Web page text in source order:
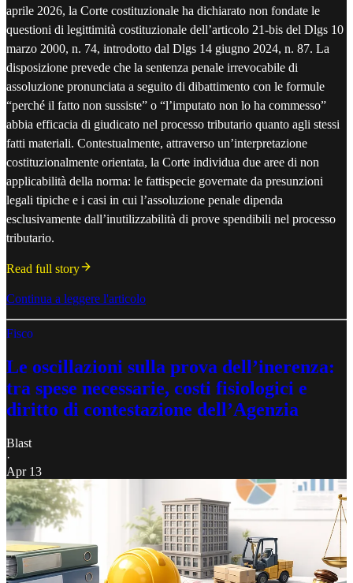
aprile 2026, la Corte costituzionale ha dichiarato non fondate le
questioni di legittimità costituzionale dell’articolo 21-bis del Dlgs 10
marzo 2000, n. 74, introdotto dal Dlgs 14 giugno 2024, n. 87. La
disposizione prevede che la sentenza penale irrevocabile di
assoluzione pronunciata a seguito di dibattimento con le formule
“perché il fatto non sussiste” o “l’imputato non lo ha commesso”
abbia efficacia di giudicato nel processo tributario quanto agli stessi
fatti materiali. Contestualmente, attraverso un’interpretazione
costituzionalmente orientata, la Corte individua due aree di non
applicabilità della norma: le fattispecie governate da presunzioni
legali tipiche e i casi in cui l’assoluzione penale dipenda
esclusivamente dall’inutilizzabilità di prove spendibili nel processo
tributario.
Read full story
Continua a leggere l'articolo
Fisco
Le oscillazioni sulla prova dell’inerenza:
tra spese necessarie, costi fisiologici e
diritto di contestazione dell’Agenzia
Blast
·
Apr 13